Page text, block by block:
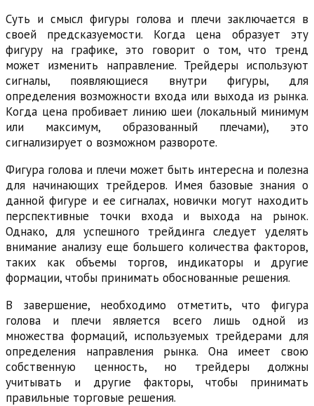
Суть и смысл фигуры голова и плечи заключается в
своей предсказуемости. Когда цена образует эту
фигуру на графике, это говорит о том, что тренд
может изменить направление. Трейдеры используют
сигналы, появляющиеся внутри фигуры, для
определения возможности входа или выхода из рынка.
Когда цена пробивает линию шеи (локальный минимум
или максимум, образованный плечами), это
сигнализирует о возможном развороте.
Фигура голова и плечи может быть интересна и полезна
для начинающих трейдеров. Имея базовые знания о
данной фигуре и ее сигналах, новички могут находить
перспективные точки входа и выхода на рынок.
Однако, для успешного трейдинга следует уделять
внимание анализу еще большего количества факторов,
таких как объемы торгов, индикаторы и другие
формации, чтобы принимать обоснованные решения.
В завершение, необходимо отметить, что фигура
голова и плечи является всего лишь одной из
множества формаций, используемых трейдерами для
определения направления рынка. Она имеет свою
собственную ценность, но трейдеры должны
учитывать и другие факторы, чтобы принимать
правильные торговые решения.